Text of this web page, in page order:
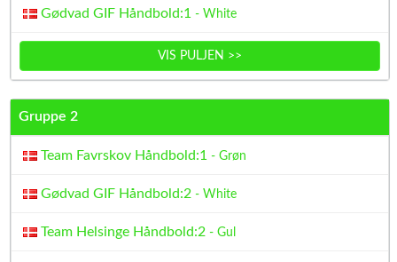
Gødvad GIF Håndbold:1 - White
VIS PULJEN >>
Gruppe 2
Team Favrskov Håndbold:1 - Grøn
Gødvad GIF Håndbold:2 - White
Team Helsinge Håndbold:2 - Gul